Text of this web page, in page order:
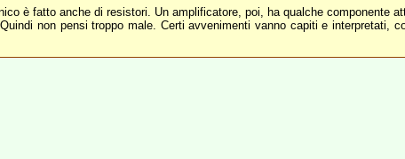
è fatto anche di resistori. Un amplificatore, poi, ha qualche componente
non pensi troppo male. Certi avvenimenti vanno capiti e interpretati,